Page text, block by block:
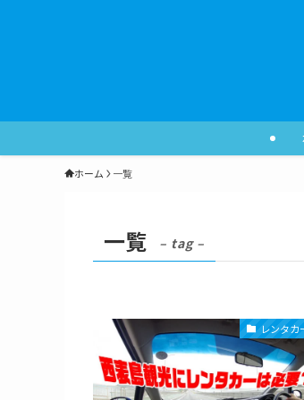
ホーム 一覧
一覧 – tag –
レンタカ